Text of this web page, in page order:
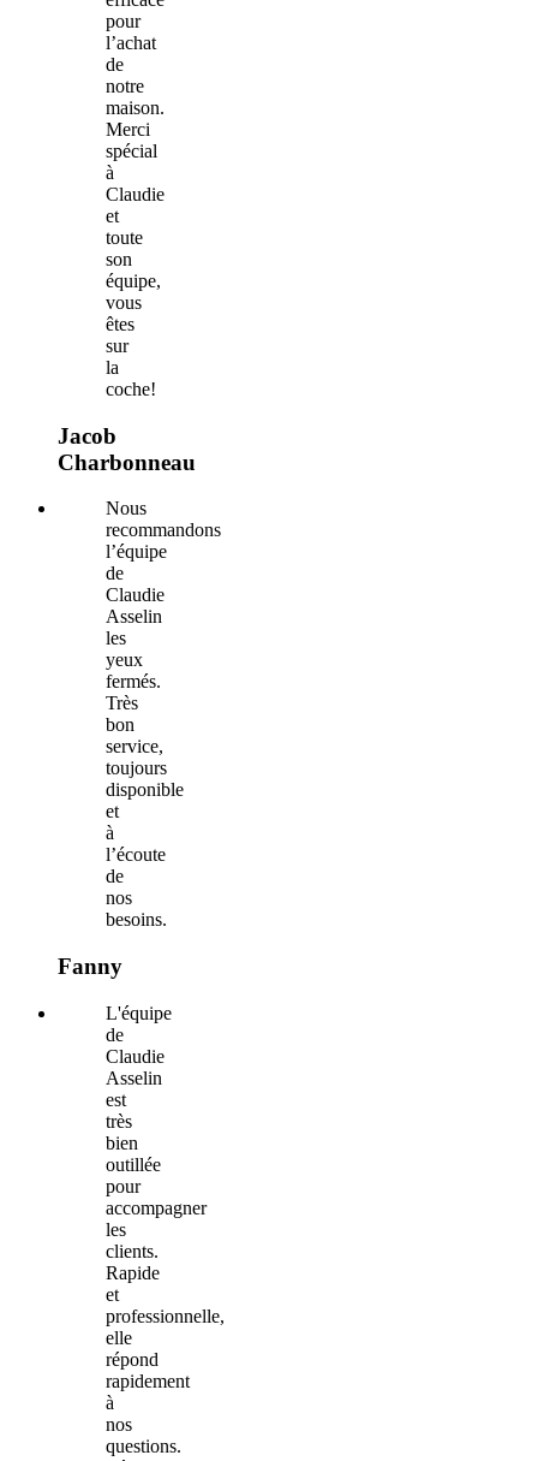
pour
l’achat
de
notre
maison.
Merci
spécial
à
Claudie
et
toute
son
équipe,
vous
êtes
sur
la
coche!
Jacob
Charbonneau
Nous
recommandons
l’équipe
de
Claudie
Asselin
les
yeux
fermés.
Très
bon
service,
toujours
disponible
et
à
l’écoute
de
nos
besoins.
Fanny
L'équipe
de
Claudie
Asselin
est
très
bien
outillée
pour
accompagner
les
clients.
Rapide
et
professionnelle,
elle
répond
rapidement
à
nos
questions.